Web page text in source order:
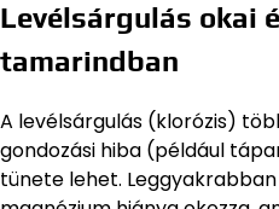
Levélsárgulás okai
tamarindban
A levélsárgulás (klorózis)
gondozási hiba (például
tünete lehet.